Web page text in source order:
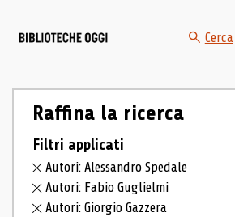
Cerca
Raffina la ricerca
Filtri applicati
Autori: Alessandro Spedale
Autori: Fabio Guglielmi
Autori: Giorgio Gazzera